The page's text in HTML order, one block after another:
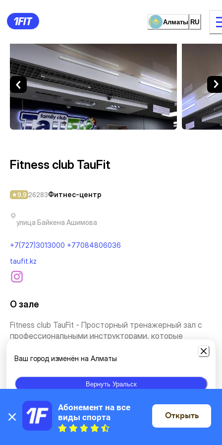
Алматы RU
видов занятий Женские
Fitness club TauFit —
Fitness club TauFit
9.9 26283Фитнес-центр
улица Байкена Ашимова
+7(727)3013000 +77084806036
taufit.kz
О зале
Fitness club TauFit - Просторный тренажерный зал с
профессиональными инструкторами, которые
Виды занятий
Тренажерный зал Самостоятельные занятия Йога
На карте
Ваш город изменён на Алматы
Вернуть Уральск
Абонемент на все
виды спорта
Открыть